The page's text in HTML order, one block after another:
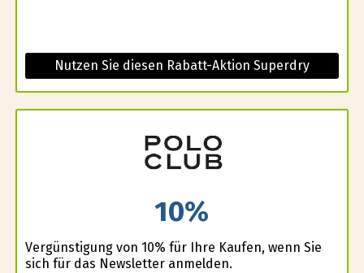
Nutzen Sie diesen Rabatt-Aktion Superdry
10%
Vergünstigung von 10% für Ihre Kaufen, wenn Sie
sich für das Newsletter anmelden.